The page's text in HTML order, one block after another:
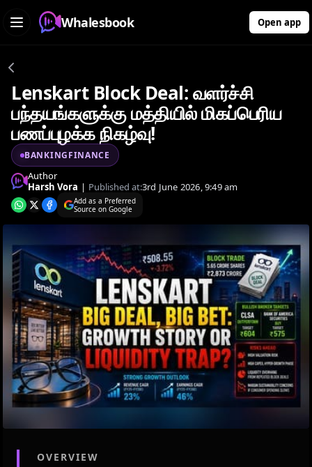
Whalesbook Open app
Lenskart Block Deal: வளர்ச்சி
பந்தயங்களுக்கு மத்தியில் மிகப்பெரிய
பணப்புழக்க நிகழ்வு!
BANKINGFINANCE
Author
Harsh Vora | Published at:3rd June 2026, 9:49 am
Add as a Preferred
Source on Google
OVERVIEW